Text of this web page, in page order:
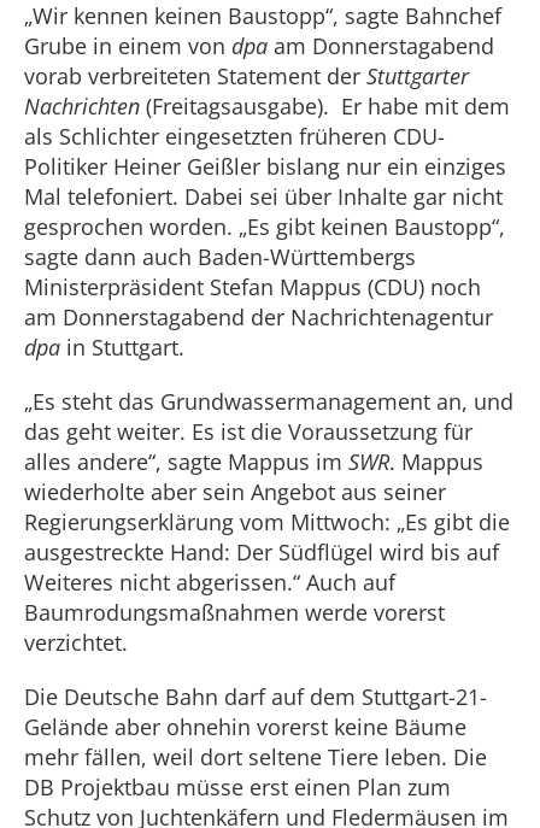
„Wir kennen keinen Baustopp“, sagte Bahnchef
Grube in einem von dpa am Donnerstagabend
vorab verbreiteten Statement der Stuttgarter
Nachrichten (Freitagsausgabe). Er habe mit dem
als Schlichter eingesetzten früheren CDU-
Politiker Heiner Geißler bislang nur ein einziges
Mal telefoniert. Dabei sei über Inhalte gar nicht
gesprochen worden. „Es gibt keinen Baustopp“,
sagte dann auch Baden-Württembergs
Ministerpräsident Stefan Mappus (CDU) noch
am Donnerstagabend der Nachrichtenagentur
dpa in Stuttgart.
„Es steht das Grundwassermanagement an, und
das geht weiter. Es ist die Voraussetzung für
alles andere“, sagte Mappus im SWR. Mappus
wiederholte aber sein Angebot aus seiner
Regierungserklärung vom Mittwoch: „Es gibt die
ausgestreckte Hand: Der Südflügel wird bis auf
Weiteres nicht abgerissen.“ Auch auf
Baumrodungsmaßnahmen werde vorerst
verzichtet.
Die Deutsche Bahn darf auf dem Stuttgart-21-
Gelände aber ohnehin vorerst keine Bäume
mehr fällen, weil dort seltene Tiere leben. Die
DB Projektbau müsse erst einen Plan zum
Schutz von Juchtenkäfern und Fledermäusen im